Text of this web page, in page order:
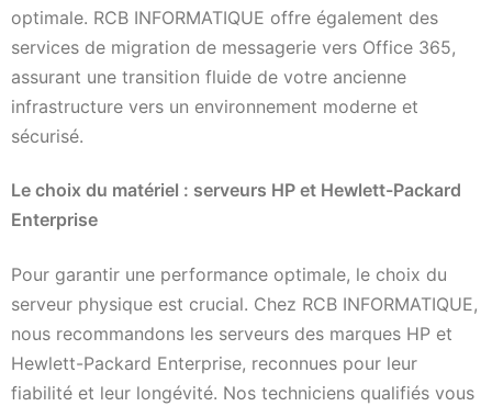
optimale. RCB INFORMATIQUE offre également des
services de migration de messagerie vers Office 365,
assurant une transition fluide de votre ancienne
infrastructure vers un environnement moderne et
sécurisé.
Le choix du matériel : serveurs HP et Hewlett-Packard
Enterprise
Pour garantir une performance optimale, le choix du
serveur physique est crucial. Chez RCB INFORMATIQUE,
nous recommandons les serveurs des marques HP et
Hewlett-Packard Enterprise, reconnues pour leur
fiabilité et leur longévité. Nos techniciens qualifiés vous